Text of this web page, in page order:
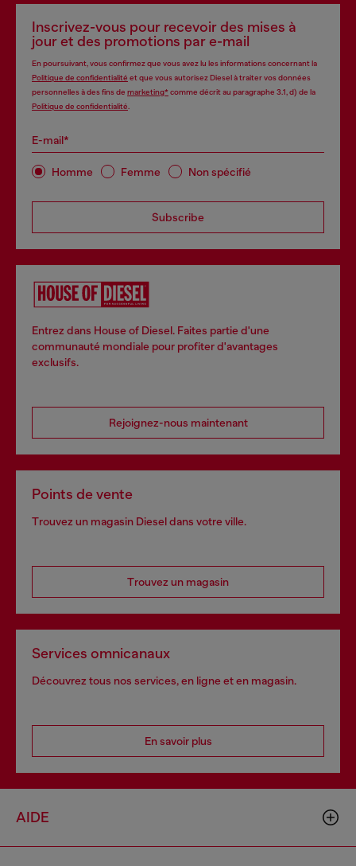
Inscrivez-vous pour recevoir des mises à
jour et des promotions par e-mail
En poursuivant, vous confirmez que vous avez lu les informations concernant la
Politique de confidentialité et que vous autorisez Diesel à traiter vos données
personnelles à des fins de marketing*comme décrit au paragraphe 3.1, d) de la
Politique de confidentialité.
E-mail*
Homme Femme Non spécifié
Subscribe
Entrez dans House of Diesel. Faites partie d'une
communauté mondiale pour profiter d'avantages
exclusifs.
Rejoignez-nous maintenant
Points de vente
Trouvez un magasin Diesel dans votre ville.
Trouvez un magasin
Services omnicanaux
Découvrez tous nos services, en ligne et en magasin.
En savoir plus
AIDE